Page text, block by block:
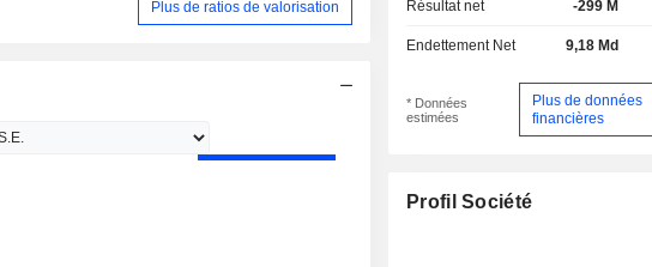
Plus de ratios de valorisation Résultat net -299 M
Endettement Net 9,18 Md
* Données
estimées
Plus de données
financières
Profil Société